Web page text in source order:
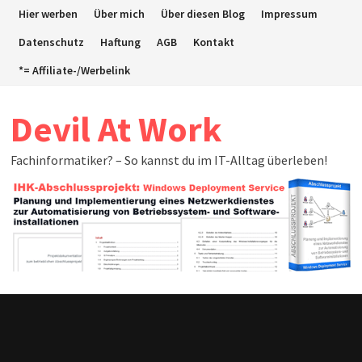
ZumHier werben Über mich Über diesen Blog
Impressum
Datenschutz
Haftung AGB
Kontakt
*= Affiliate-/Werbelink
Devil At Work
Fachinformatiker? – So kannst du im IT-Alltag überleben!